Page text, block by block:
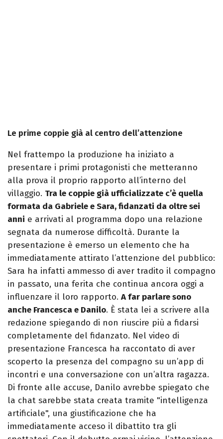
Le prime coppie già al centro dell’attenzione
Nel frattempo la produzione ha iniziato a
presentare i primi protagonisti che metteranno
alla prova il proprio rapporto all’interno del
villaggio. Tra le coppie già ufficializzate c’è quella
formata da Gabriele e Sara, fidanzati da oltre sei
anni e arrivati al programma dopo una relazione
segnata da numerose difficoltà. Durante la
presentazione è emerso un elemento che ha
immediatamente attirato l’attenzione del pubblico:
Sara ha infatti ammesso di aver tradito il compagno
in passato, una ferita che continua ancora oggi a
influenzare il loro rapporto. A far parlare sono
anche Francesca e Danilo. È stata lei a scrivere alla
redazione spiegando di non riuscire più a fidarsi
completamente del fidanzato. Nel video di
presentazione Francesca ha raccontato di aver
scoperto la presenza del compagno su un’app di
incontri e una conversazione con un’altra ragazza.
Di fronte alle accuse, Danilo avrebbe spiegato che
la chat sarebbe stata creata tramite "intelligenza
artificiale", una giustificazione che ha
immediatamente acceso il dibattito tra gli